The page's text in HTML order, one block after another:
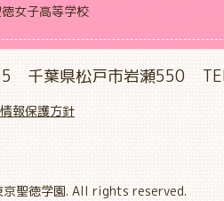
女子高等学校
千葉県松戸市岩瀬550
報保護方針
聖徳学園. All rights reserved.